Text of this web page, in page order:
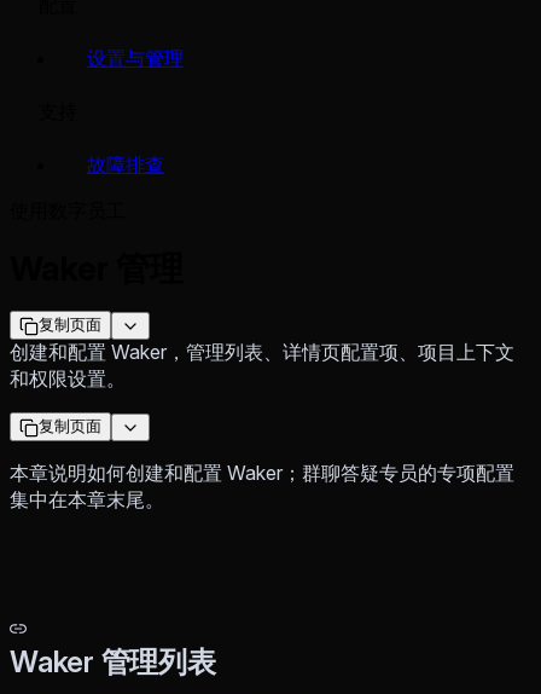
设置与管理
故障排查
复制页面
创建和配置 Waker，管理列表、详情页配置项、项目上下文
和权限设置。
复制页面
本章说明如何创建和配置 Waker；群聊答疑专员的专项配置
集中在本章末尾。
Waker 管理列表